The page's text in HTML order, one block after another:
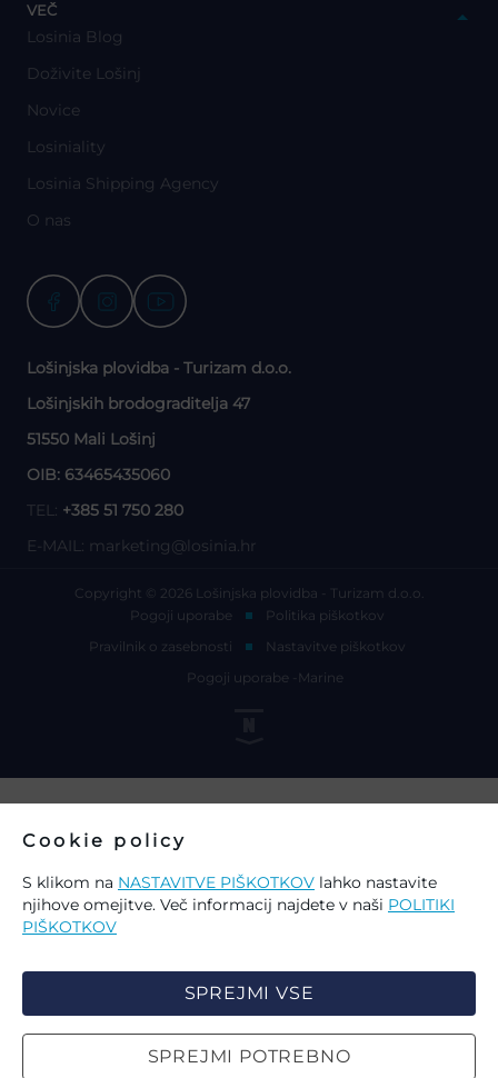
VEČ
Losinia Blog
Doživite Lošinj
Novice
Losiniality
Losinia Shipping Agency
O nas
Lošinjska plovidba - Turizam d.o.o.
Lošinjskih brodograditelja 47
51550 Mali Lošinj
OIB: 63465435060
TEL: +385 51 750 280
E-MAIL: marketing@losinia.hr
Copyright © 2026 Lošinjska plovidba - Turizam d.o.o.
Pogoji uporabe
Politika piškotkov
Pravilnik o zasebnosti
Nastavitve piškotkov
Pogoji uporabe -Marine
Cookie policy
S klikom na NASTAVITVE PIŠKOTKOV lahko nastavite
njihove omejitve. Več informacij najdete v naši POLITIKI
PIŠKOTKOV
IZBERITE PIŠKOTKE NA STRANI
SPREJMI VSE
SPREJMI POTREBNO